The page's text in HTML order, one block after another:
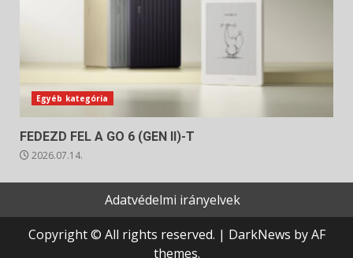
Egyéb kategória
FEDEZD FEL A GO 6 (GEN II)-T
2026.07.14.
Adatvédelmi irányelvek
Copyright © All rights reserved. | DarkNews by AF
themes.